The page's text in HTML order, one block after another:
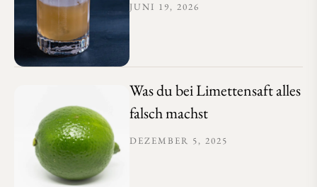
JUNI 19, 2026
Was du bei Limettensaft alles
falsch machst
DEZEMBER 5, 2025